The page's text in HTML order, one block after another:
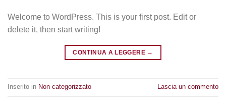
Welcome to WordPress. This is your first post. Edit or
delete it, then start writing!
CONTINUA A LEGGERE →
Inserito in Non categorizzato Lascia un commento